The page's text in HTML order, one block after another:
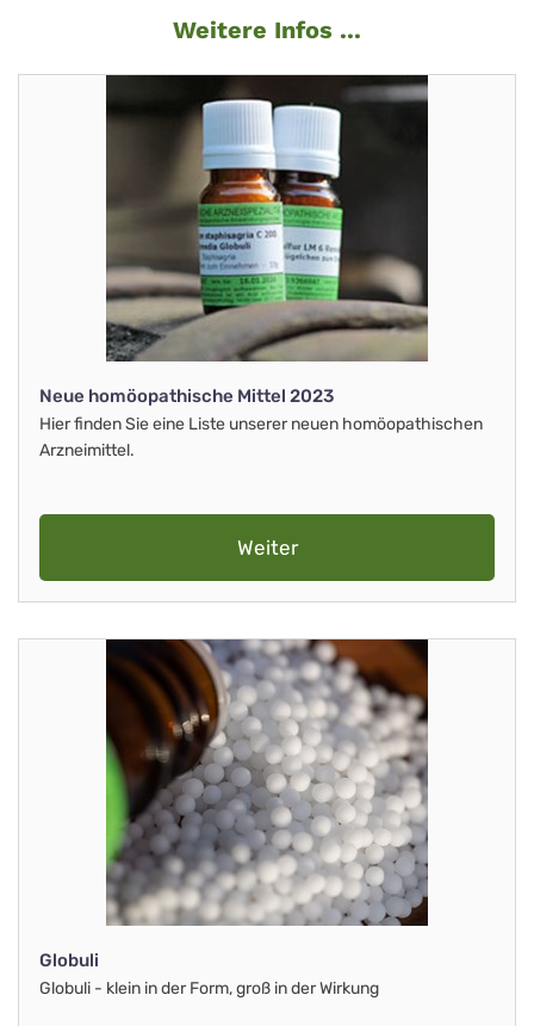
Weitere Infos ...
Neue homöopathische Mittel 2023
Hier finden Sie eine Liste unserer neuen homöopathischen
Arzneimittel.
Weiter
Globuli
Globuli - klein in der Form, groß in der Wirkung